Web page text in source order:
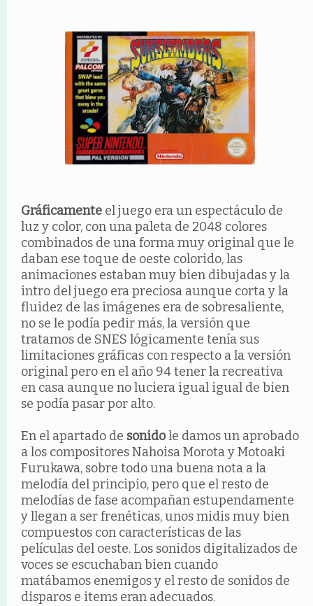
Gráficamente el juego era un espectáculo de
luz y color, con una paleta de 2048 colores
combinados de una forma muy original que le
daban ese toque de oeste colorido, las
animaciones estaban muy bien dibujadas y la
intro del juego era preciosa aunque corta y la
fluidez de las imágenes era de sobresaliente,
no se le podía pedir más, la versión que
tratamos de SNES lógicamente tenía sus
limitaciones gráficas con respecto a la versión
original pero en el año 94 tener la recreativa
en casa aunque no luciera igual igual de bien
se podía pasar por alto.
En el apartado de sonidole damos un aprobado
a los compositores Nahoisa Morota y Motoaki
Furukawa, sobre todo una buena nota a la
melodía del principio, pero que el resto de
melodías de fase acompañan estupendamente
y llegan a ser frenéticas, unos midis muy bien
compuestos con características de las
películas del oeste. Los sonidos digitalizados de
voces se escuchaban bien cuando
matábamos enemigos y el resto de sonidos de
disparos e items eran adecuados.